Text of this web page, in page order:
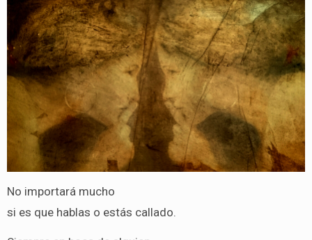
No importará mucho
si es que hablas o estás callado.